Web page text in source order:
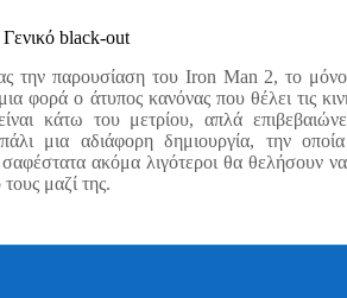
black-out
την παρουσίαση του Iron Man 2, το μόνο
φορά ο άτυπος κανόνας που θέλει τις
κάτω του μετρίου, απλά
μια αδιάφορη δημιουργία, την
σαφέστατα ακόμα λιγότεροι θα θελήσουν
μαζί της.